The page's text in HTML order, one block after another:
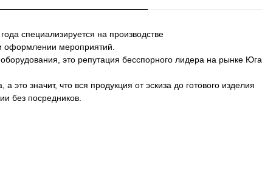
специализируется на производстве
оформлении мероприятий.
это репутация бесспорного лидера на рынке Юга
значит, что вся продукция от эскиза до готового изделия
без посредников.